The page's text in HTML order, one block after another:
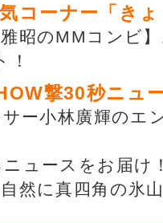
コーナー「き
雅昭のMMコンビ
！
撃30秒ニュ
ー小林廣輝のエ
ュースをお届け
然に真四角の氷